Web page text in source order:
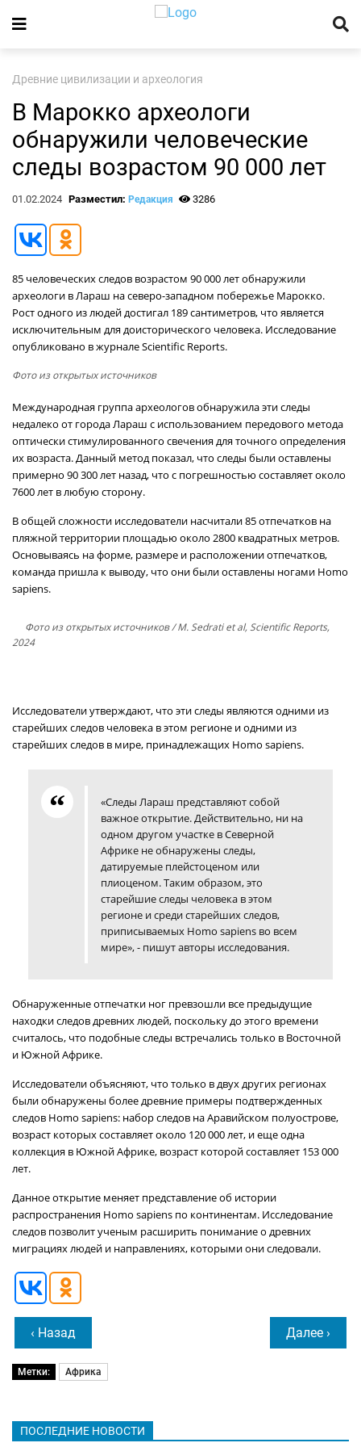
Древние цивилизации и археология
В Марокко археологи
обнаружили человеческие
следы возрастом 90 000 лет
01.02.2024 Разместил: Редакция 3286
85 человеческих следов возрастом 90 000 лет обнаружили
археологи в Лараш на северо-западном побережье Марокко.
Рост одного из людей достигал 189 сантиметров, что является
исключительным для доисторического человека. Исследование
опубликовано в журнале Scientific Reports.
Фото из открытых источников
Международная группа археологов обнаружила эти следы
недалеко от города Лараш с использованием передового метода
оптически стимулированного свечения для точного определения
их возраста. Данный метод показал, что следы были оставлены
примерно 90 300 лет назад, что с погрешностью составляет около
7600 лет в любую сторону.
В общей сложности исследователи насчитали 85 отпечатков на
пляжной территории площадью около 2800 квадратных метров.
Основываясь на форме, размере и расположении отпечатков,
команда пришла к выводу, что они были оставлены ногами Homo
sapiens.
Фото из открытых источников/ M. Sedrati et al, Scientific Reports,
2024
Исследователи утверждают, что эти следы являются одними из
старейших следов человека в этом регионе и одними из
старейших следов в мире, принадлежащих Homo sapiens.
«Следы Лараш представляют собой
важное открытие. Действительно, ни на
одном другом участке в Северной
Африке не обнаружены следы,
датируемые плейстоценом или
плиоценом. Таким образом, это
старейшие следы человека в этом
регионе и среди старейших следов,
приписываемых Homo sapiens во всем
мире», - пишут авторы исследования.
Обнаруженные отпечатки ног превзошли все предыдущие
находки следов древних людей, поскольку до этого времени
считалось, что подобные следы встречались только в Восточной
и Южной Африке.
Исследователи объясняют, что только в двух других регионах
были обнаружены более древние примеры подтвержденных
следов Homo sapiens: набор следов на Аравийском полуострове,
возраст которых составляет около 120 000 лет, и еще одна
коллекция в Южной Африке, возраст которой составляет 153 000
лет.
Данное открытие меняет представление об истории
распространения Homo sapiens по континентам. Исследование
следов позволит ученым расширить понимание о древних
миграциях людей и направлениях, которыми они следовали.
‹ Назад Далее ›
Метки: Африка
ПОСЛЕДНИЕ НОВОСТИ